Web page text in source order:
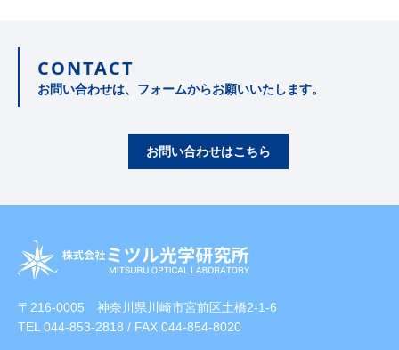
CONTACT
お問い合わせは、フォームからお願いいたします。
お問い合わせはこちら
〒216-0005 神奈川県川崎市宮前区土橋2-1-6
TEL 044-853-2818 / FAX 044-854-8020